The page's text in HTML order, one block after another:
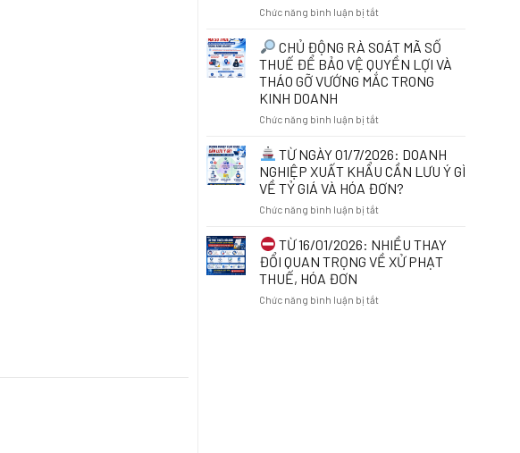
CHỈ
KÝ
VẪN
CÓ
THỂ
TẠM
CẢNH
Chức năng bình luận bị tắtở
THUẾ
VÀ
HÓA
ĐƠN
TỬ
DOANH
ONLINE:
NHỮNG
ĐIỀU
BIẾT
TỪ
01/7/2026
CHỦ ĐỘNG RÀ SOÁT MÃ SỐ
THUẾ ĐỂ BẢO VỆ QUYỀN LỢI VÀ
THÁO GỠ VƯỚNG MẮC TRONG
KINH DOANH
Chức năng bình luận bị tắtở
CHỦ
ĐỘNG
RÀ
SOÁT
MÃ
THUẾ
ĐỂ
BẢO
QUYỀN
TỪ NGÀY 01/7/2026: DOANH
NGHIỆP XUẤT KHẨU CẦN LƯU Ý GÌ
VỀ TỶ GIÁ VÀ HÓA ĐƠN?
Chức năng bình luận bị tắtở
TỪ
NGÀY
01/7/2026:
NGHIỆP
TỪ 16/01/2026: NHIỀU THAY
ĐỔI QUAN TRỌNG VỀ XỬ PHẠT
THUẾ, HÓA ĐƠN
Chức năng bình luận bị tắtở